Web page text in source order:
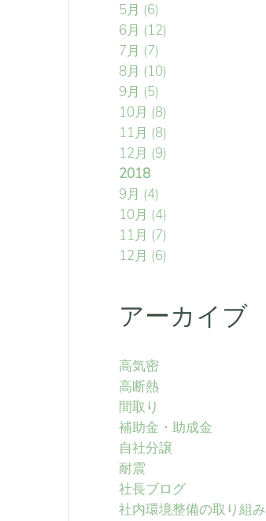
5月 (6)
6月 (12)
7月 (7)
8月 (10)
9月 (5)
10月 (8)
11月 (8)
12月 (9)
2018
9月 (4)
10月 (4)
11月 (7)
12月 (6)
アーカイブ
高気密
高断熱
間取り
補助金・助成金
自社分譲
耐震
社長ブログ
社内環境整備の取り組み